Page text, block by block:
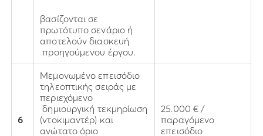
βασίζονται σε
πρωτότυπο σενάριο ή
αποτελούν διασκευή
προηγούμενου έργου.
6
Μεμονωμένο επεισόδιο
τηλεοπτικής σειράς με
περιεχόμενο
δημιουργική τεκμηρίωση
(ντοκιμαντέρ) και
ανώτατο όριο
25.000 € /
παραγόμενο
επεισόδιο